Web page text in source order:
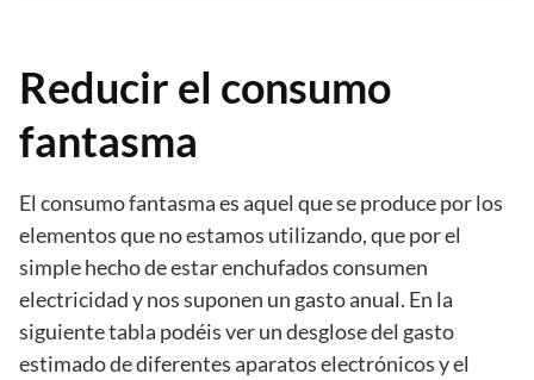
Reducir el consumo
fantasma
El consumo fantasma es aquel que se produce por los
elementos que no estamos utilizando, que por el
simple hecho de estar enchufados consumen
electricidad y nos suponen un gasto anual. En la
siguiente tabla podéis ver un desglose del gasto
estimado de diferentes aparatos electrónicos y el